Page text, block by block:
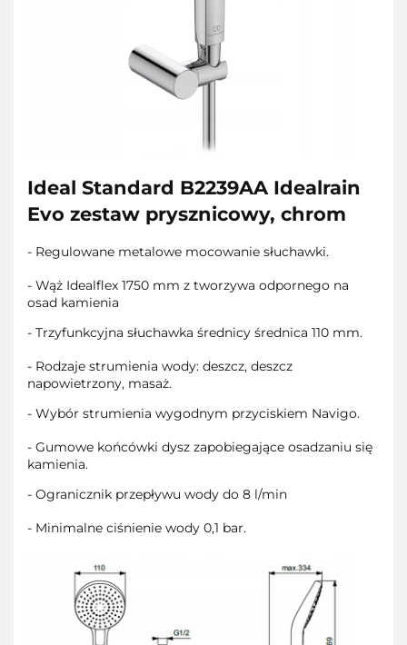
Ideal Standard B2239AA Idealrain
Evo zestaw prysznicowy, chrom
- Regulowane metalowe mocowanie słuchawki.
- Wąż Idealflex 1750 mm z tworzywa odpornego na
osad kamienia
- Trzyfunkcyjna słuchawka średnicy średnica 110 mm.
- Rodzaje strumienia wody: deszcz, deszcz
napowietrzony, masaż.
- Wybór strumienia wygodnym przyciskiem Navigo.
- Gumowe końcówki dysz zapobiegające osadzaniu się
kamienia.
- Ogranicznik przepływu wody do 8 l/min
- Minimalne ciśnienie wody 0,1 bar.